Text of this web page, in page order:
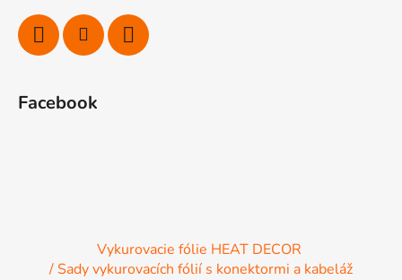
Facebook
Vykurovacie fólie HEAT DECOR
/ Sady vykurovacích fólií s konektormi a kabeláž